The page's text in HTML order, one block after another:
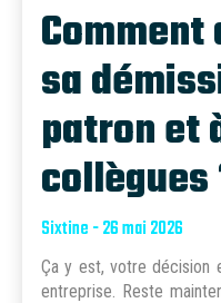
sa
patron et
collègues
Sixtine - 26 mai 2026
Ça y est, votre décision
entreprise. Reste